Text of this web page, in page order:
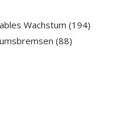
Wachstum (194)
(88)